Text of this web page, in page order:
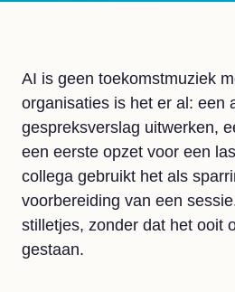
AI is geen toekomstmuziek
organisaties is het er al: een
gespreksverslag uitwerken,
een eerste opzet voor een
collega gebruikt het als
voorbereiding van een
stilletjes, zonder dat het ooit
gestaan.